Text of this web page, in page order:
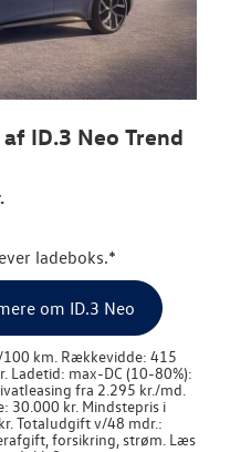
Garanti
NYE VAREBILER
BRUGTE BILER
SKADECENTER
TILBEHØR
NYHEDER
OM OS
ID.3 Neo Trend
ladeboks.*
om ID.3 Neo
km. Rækkevidde: 415
Ladetid: max-DC (10-80%):
fra 2.295 kr./md.
30.000 kr. Mindstepris i
Totaludgift v/48 mdr.:
forsikring, strøm. Læs